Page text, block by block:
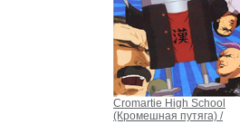
Cromartie High School
(Кромешная путяга) /